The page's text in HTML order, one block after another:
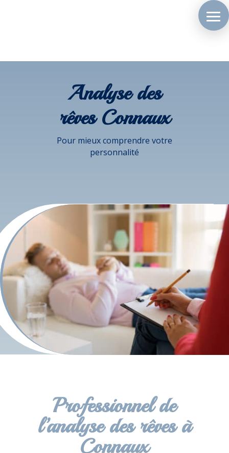
Analyse des
rêves Connaux
Pour mieux comprendre votre
personnalité
Professionnel de
l’analyse des rêves à
Connaux